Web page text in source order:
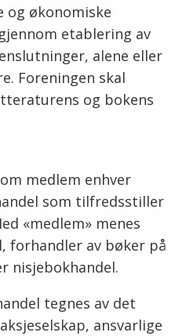
og økonomiske
etablering av
alene eller
Foreningen skal
og bokens
medlem enhver
som tilfredsstiller
«medlem» menes
forhandler av bøker på
nisjebokhandel.
tegnes av det
ansvarlige